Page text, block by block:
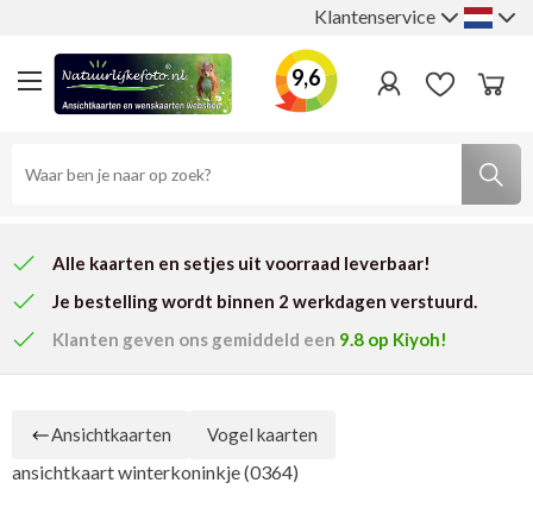
Klantenservice
9,6
Alle kaarten en setjes uit voorraad leverbaar!
Je bestelling wordt binnen 2 werkdagen verstuurd.
Klanten geven ons gemiddeld een 9.8 op Kiyoh!
Ansichtkaarten Vogel kaarten
ansichtkaart winterkoninkje (0364)